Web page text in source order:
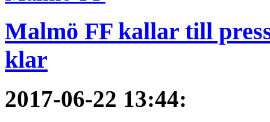
Malmö FF kallar till
klar
2017-06-22 13:44: